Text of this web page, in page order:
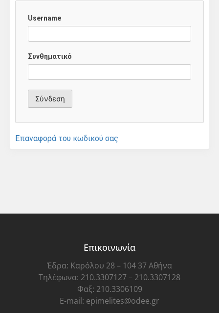
Username
Συνθηματικό
Επαναφορά του κωδικού σας
Επικοινωνία
Έδρα: Καρόλου 28 – 104 37 Αθήνα
Τηλέφωνα: 210.3307127 – 210.3307128
Φαξ: 210.3306109
E-mail: epimelites@odee.gr